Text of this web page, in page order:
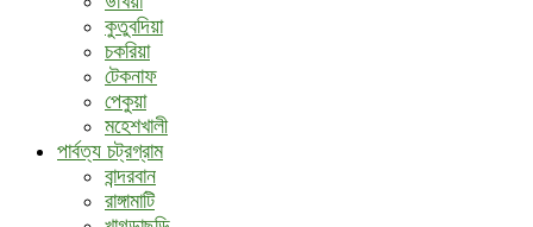
কুতুবদিয়া
চকরিয়া
টেকনাফ
পেকুয়া
মহেশখালী
পার্বত্য চট্রগ্রাম
বান্দরবান
রাঙ্গামাটি